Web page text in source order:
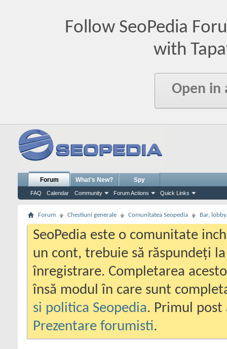
Follow SeoPedia
with
Open in
Forum
FAQ Calendar Community Forum Actions Quick Links
What's New? Spy
Forum Chestiuni generale Comunitatea Seopedia Bar,
SeoPedia este o comunitate
un cont, trebuie să răspundeți
înregistrare. Completarea
însă modul în care sunt
si politica Seopedia. Primul
Prezentare forumisti.